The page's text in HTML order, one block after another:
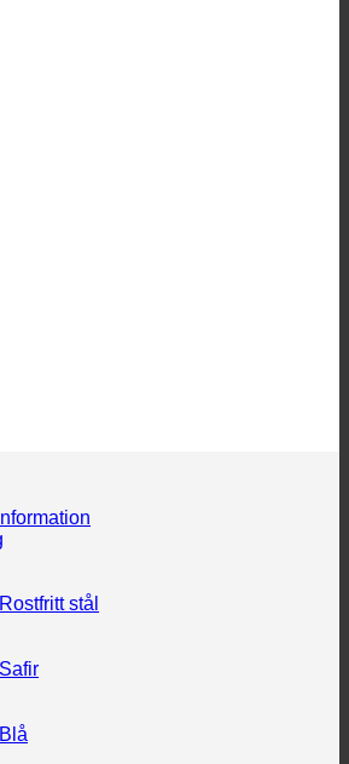
Rostfritt stål
Safir
Blå